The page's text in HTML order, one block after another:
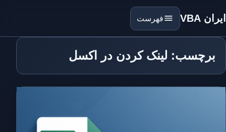
ایران VBA فهرست
برچسب: لینک کردن در اکسل